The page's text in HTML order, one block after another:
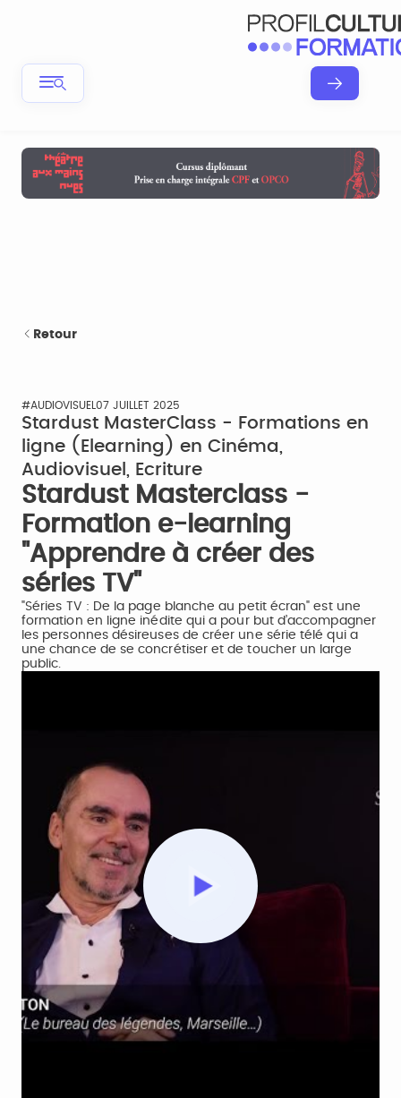
Retour
#AUDIOVISUEL 07 JUILLET 2025
Stardust MasterClass - Formations en
ligne (Elearning) en Cinéma,
Audiovisuel, Ecriture
Stardust Masterclass -
Formation e-learning
"Apprendre à créer des
séries TV"
"Séries TV : De la page blanche au petit écran" est une
formation en ligne inédite qui a pour but d’accompagner
les personnes désireuses de créer une série télé qui a
une chance de se concrétiser et de toucher un large
public.
Play
Video